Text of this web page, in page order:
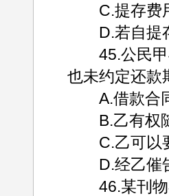
C.提存费
D.若自提存
45.公民甲
也未约定还款
A.借款合同
B.乙有权随
C.乙可以要
D.经乙催告
46.某刊物